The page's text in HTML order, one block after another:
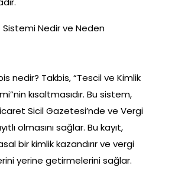
Sistemi Nedir ve Neden
nedir? Takbis, “Tescil ve Kimlik
kısaltmasıdır. Bu sistem,
Sicil Gazetesi’nde ve Vergi
olmasını sağlar. Bu kayıt,
bir kimlik kazandırır ve vergi
yerine getirmelerini sağlar.